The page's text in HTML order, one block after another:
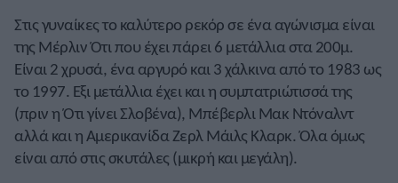
Στις γυναίκες το καλύτερο ρεκόρ σε ένα αγώνισμα είναι
της Μέρλιν Ότι που έχει πάρει 6 μετάλλια στα 200μ.
Είναι 2 χρυσά, ένα αργυρό και 3 χάλκινα από το 1983 ως
το 1997. Εξι μετάλλια έχει και η συμπατριώτισσά της
(πριν η Ότι γίνει Σλοβένα), Μπέβερλι Μακ Ντόναλντ
αλλά και η Αμερικανίδα Ζερλ Μάιλς Κλαρκ. Όλα όμως
είναι από στις σκυτάλες (μικρή και μεγάλη).